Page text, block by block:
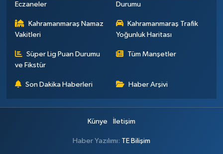
Eczaneler
Durumu
Kahramanmaraş Namaz
Vakitleri
Kahramanmaraş Trafik
Yoğunluk Haritası
Süper Lig Puan Durumu
ve Fikstür
Tüm Manşetler
Son Dakika Haberleri Haber Arşivi
Künye İletişim
Haber Yazılımı: TE Bilişim